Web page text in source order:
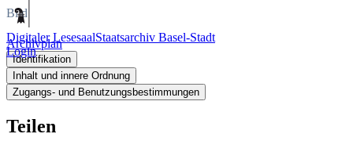
Digitaler LesesaalStaatsarchiv Basel-Stadt
Login
Bild
Archivplan
Identifikation
Inhalt und innere Ordnung
Zugangs- und Benutzungsbestimmungen
Teilen